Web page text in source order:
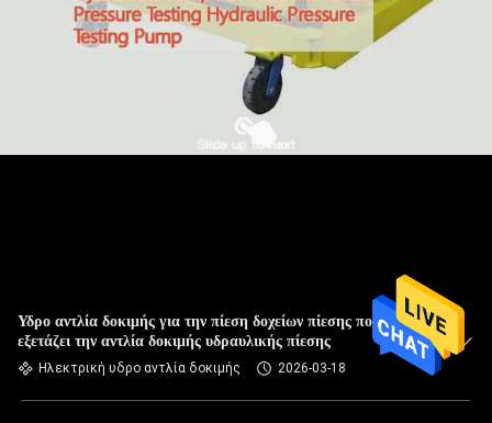
Υδρο αντλία δοκιμής για την πίεση δοχείων πίεσης που
εξετάζει την αντλία δοκιμής υδραυλικής πίεσης
Ηλεκτρική υδρο αντλία δοκιμής 2026-03-18